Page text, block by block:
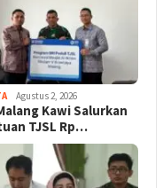
Agustus 2, 2026
Kawi Salurkan
TJSL Rp…